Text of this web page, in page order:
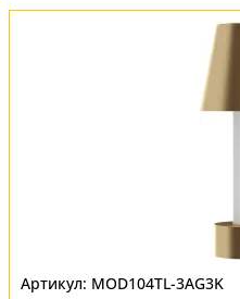
MOD104TL-3AG3K